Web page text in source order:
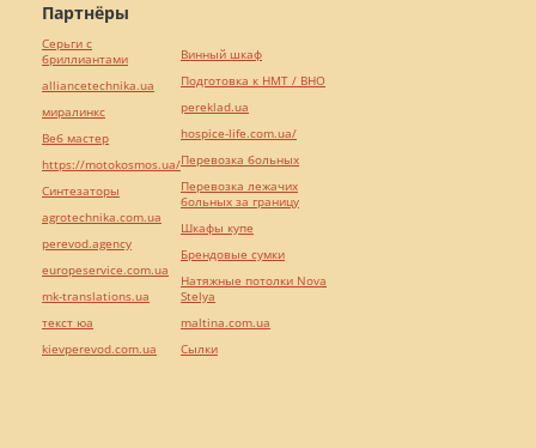
Партнёры
Серьги с
бриллиантами
alliancetechnika.ua
миралинкс
Веб мастер
https://motokosmos.ua/
Синтезаторы
agrotechnika.com.ua
perevod.agency
europeservice.com.ua
mk-translations.ua
текст юа
kievperevod.com.ua
Винный шкаф
Подготовка к НМТ / ВНО
pereklad.ua
hospice-life.com.ua/
Перевозка больных
Перевозка лежачих
больных за границу
Шкафы купе
Брендовые сумки
Натяжные потолки Nova
Stelya
maltina.com.ua
Cылки